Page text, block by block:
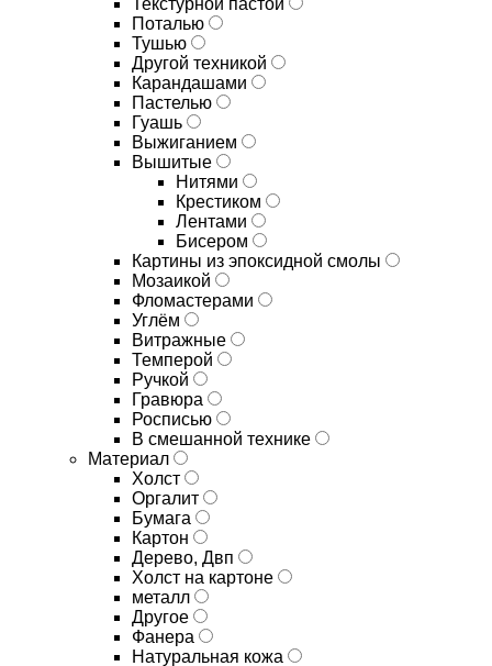
Текстурной пастой
Поталью
Тушью
Другой техникой
Карандашами
Пастелью
Гуашь
Выжиганием
Вышитые
Нитями
Крестиком
Лентами
Бисером
Картины из эпоксидной смолы
Мозаикой
Фломастерами
Углём
Витражные
Темперой
Ручкой
Гравюра
Росписью
В смешанной технике
Материал
Холст
Оргалит
Бумага
Картон
Дерево, Двп
Холст на картоне
металл
Другое
Фанера
Натуральная кожа